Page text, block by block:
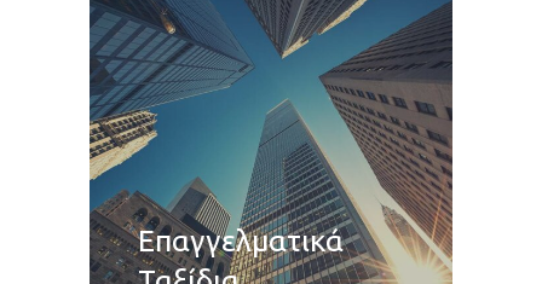
Επαγγελματικά